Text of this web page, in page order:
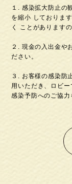
１. 感染拡大防止の
を縮小 しておりま
く ことがあります
２. 現金の入出金や
ださい。
３. お客様の感染防
用いただき、ロビー
感染予防へのご協力